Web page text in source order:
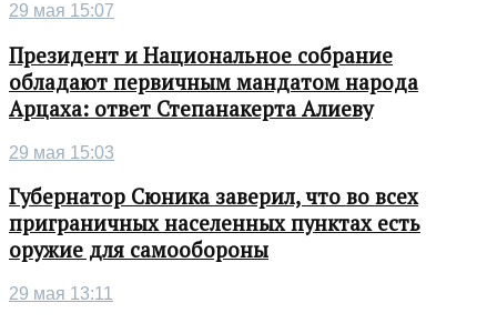
29 мая 15:07
Президент и Национальное собрание
обладают первичным мандатом народа
Арцаха: ответ Степанакерта Алиеву
29 мая 15:03
Губернатор Сюника заверил, что во всех
приграничных населенных пунктах есть
оружие для самообороны
29 мая 13:11